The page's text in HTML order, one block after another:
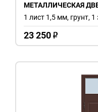
МЕТАЛЛИЧЕСКАЯ
23 250 o
1 лист 1,5 мм, грунт,